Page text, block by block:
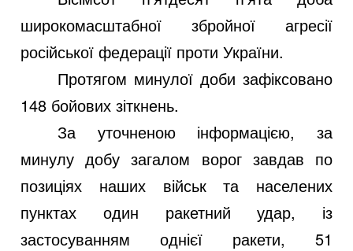
широкомасштабної збройної агресії
російської федерації проти України.
Протягом минулої доби зафіксовано
148 бойових зіткнень.
За уточненою інформацією, за
минулу добу загалом ворог завдав по
позиціях наших військ та населених
пунктах один ракетний удар, із
застосуванням однієї ракети, 51